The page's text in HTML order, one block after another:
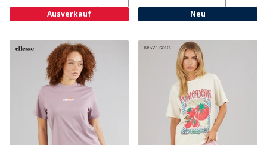
Ausverkauf Neu